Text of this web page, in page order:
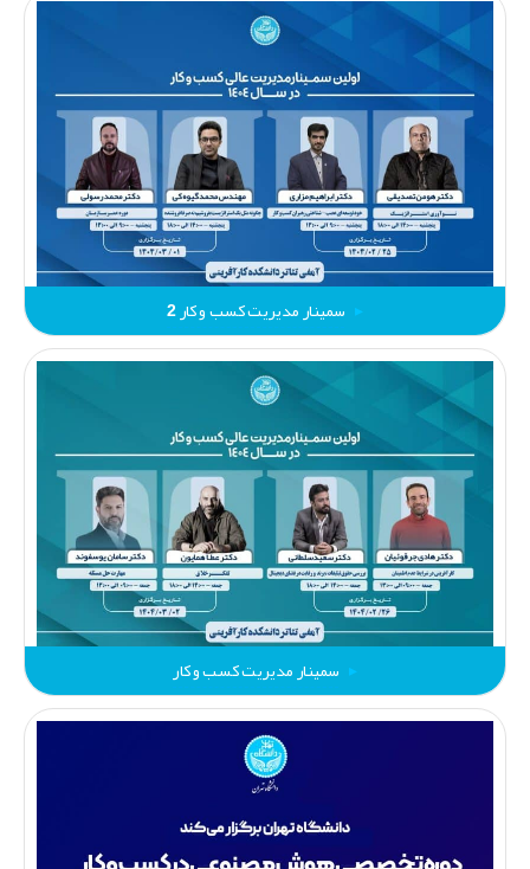
سمینار مدیریت کسب و کار 2
سمینار مدیریت کسب و کار